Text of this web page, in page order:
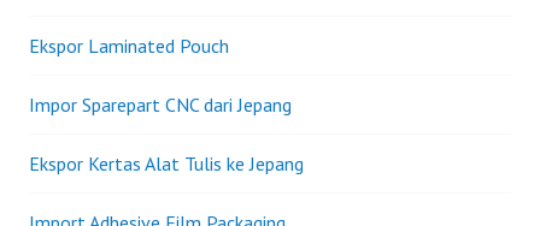
Ekspor Laminated Pouch
Impor Sparepart CNC dari Jepang
Ekspor Kertas Alat Tulis ke Jepang